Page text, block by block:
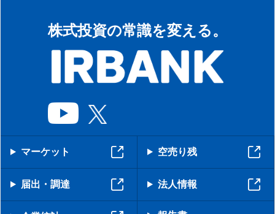
株式投資の常識を変える。
マーケット 空売り残
届出・調達 法人情報